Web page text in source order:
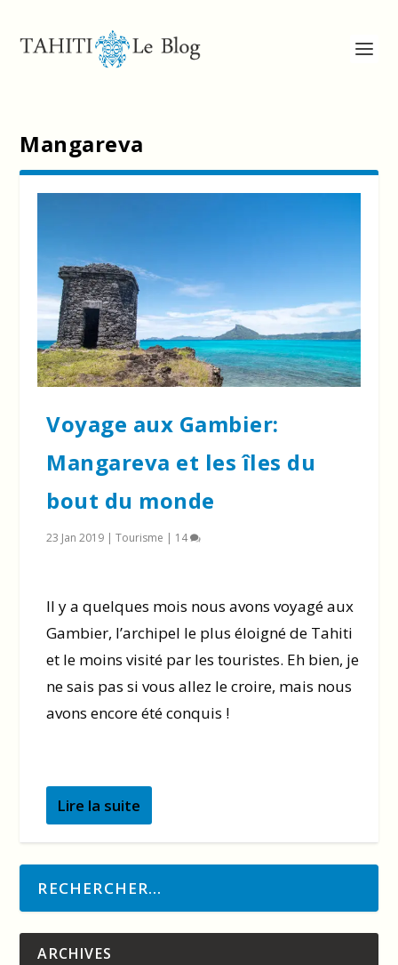
Mangareva
Voyage aux Gambier:
Mangareva et les îles du
bout du monde
23 Jan 2019 |Tourisme | 14
Il y a quelques mois nous avons voyagé aux
Gambier, l’archipel le plus éloigné de Tahiti
et le moins visité par les touristes. Eh bien, je
ne sais pas si vous allez le croire, mais nous
avons encore été conquis !
Lire la suite
ARCHIVES